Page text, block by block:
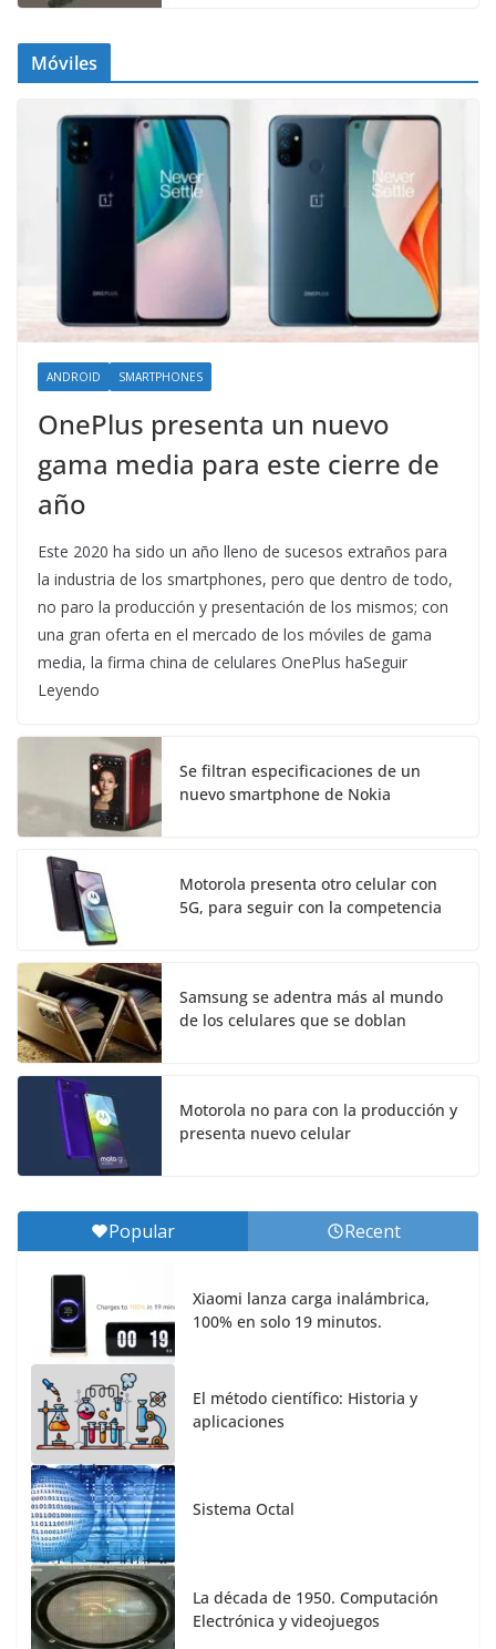
Móviles
ANDROID SMARTPHONES
OnePlus presenta un nuevo
gama media para este cierre de
año
Este 2020 ha sido un año lleno de sucesos extraños para
la industria de los smartphones, pero que dentro de todo,
no paro la producción y presentación de los mismos; con
una gran oferta en el mercado de los móviles de gama
media, la firma china de celulares OnePlus haSeguir
Leyendo
Se filtran especificaciones de un
nuevo smartphone de Nokia
Motorola presenta otro celular con
5G, para seguir con la competencia
Samsung se adentra más al mundo
de los celulares que se doblan
Motorola no para con la producción y
presenta nuevo celular
Popular Recent
Xiaomi lanza carga inalámbrica,
100% en solo 19 minutos.
El método científico: Historia y
aplicaciones
Sistema Octal
La década de 1950. Computación
Electrónica y videojuegos